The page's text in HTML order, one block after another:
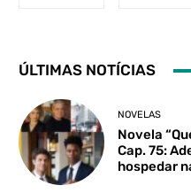
ÚLTIMAS NOTÍCIAS
NOVELAS
Novela
Cap. 75:
hospedar